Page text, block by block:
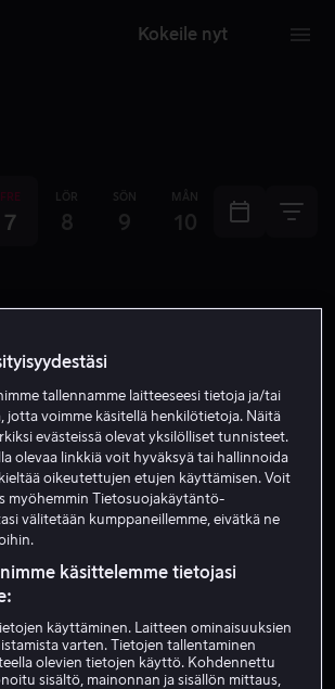
Kokeile nyt
FRE
7
LÖR
8
SÖN
9
MÅN
10 11 12
Britannian Grand Prix
Moottoriurheilu 1. vapaat harjoitukset
Moto3
08.55- 10.15
Tänään
Moottoriurheilu 1. vapaat harjoitukset
Moto2
09.45-11.05
tallennamme laitteeseesi tietoja ja/tai
jotta voimme käsitellä henkilötietoja. Näitä
evästeissä olevat yksilölliset tunnisteet.
olevaa linkkiä voit hyväksyä tai hallinnoida
oikeutettujen etujen käyttämisen. Voit
myöhemmin Tietosuojakäytäntö-
välitetään kumppaneillemme, eivätkä ne
käsittelemme tietojasi
käyttäminen. Laitteen ominaisuuksien
varten. Tietojen tallentaminen
olevien tietojen käyttö. Kohdennettu
sisältö, mainonnan ja sisällön mittaus,